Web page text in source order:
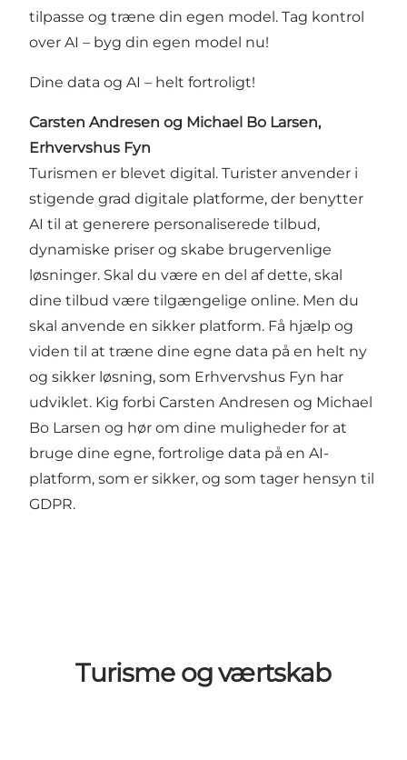
tilpasse og træne din egen model. Tag kontrol
over AI – byg din egen model nu!
Dine data og AI – helt fortroligt!
Carsten Andresen og Michael Bo Larsen,
Erhvervshus Fyn
Turismen er blevet digital. Turister anvender i
stigende grad digitale platforme, der benytter
AI til at generere personaliserede tilbud,
dynamiske priser og skabe brugervenlige
løsninger. Skal du være en del af dette, skal
dine tilbud være tilgængelige online. Men du
skal anvende en sikker platform. Få hjælp og
viden til at træne dine egne data på en helt ny
og sikker løsning, som Erhvervshus Fyn har
udviklet. Kig forbi Carsten Andresen og Michael
Bo Larsen og hør om dine muligheder for at
bruge dine egne, fortrolige data på en AI-
platform, som er sikker, og som tager hensyn til
GDPR.
Turisme og værtskab